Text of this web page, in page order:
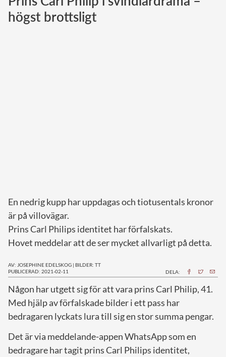
Norska kungahuset
högst brottsligt
En nedrig kupp har uppdagas och tiotusentals kronor
är på villovägar.
Prins Carl Philips identitet har förfalskats.
Hovet meddelar att de ser mycket allvarligt på detta.
AV: JOSEPHINE EDELSKOG | BILDER: TT
PUBLICERAD: 2021-02-11
DELA:
Någon har utgett sig för att vara prins Carl Philip, 41.
Med hjälp av förfalskade bilder i ett pass har
bedragaren lyckats lura till sig en stor summa pengar.
Det är via meddelande-appen WhatsApp som en
bedragare har tagit prins Carl Philips identitet,